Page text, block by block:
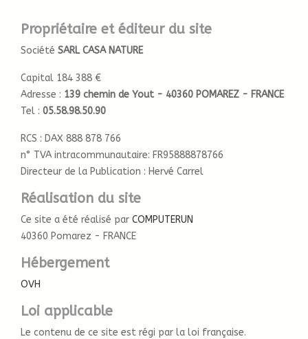
Propriétaire et éditeur du site
Société SARL CASA NATURE
Capital 184 388 €
Adresse : 139 chemin de Yout - 40360 POMAREZ - FRANCE
Tel : 05.58.98.50.90
RCS : DAX 888 878 766
n° TVA intracommunautaire: FR95888878766
Directeur de la Publication : Hervé Carrel
Réalisation du site
Ce site a été réalisé par COMPUTERUN
40360 Pomarez - FRANCE
Hébergement
OVH
Loi applicable
Le contenu de ce site est régi par la loi française.